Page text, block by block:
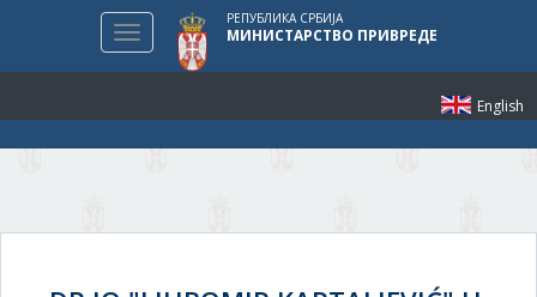
English
Toggle
navigation
РЕПУБЛИКА СРБИЈА
МИНИСТАРСТВО ПРИВРЕДЕ